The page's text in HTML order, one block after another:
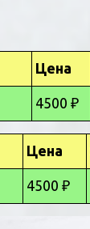
Цена
4500 ₽
Цена
4500 ₽